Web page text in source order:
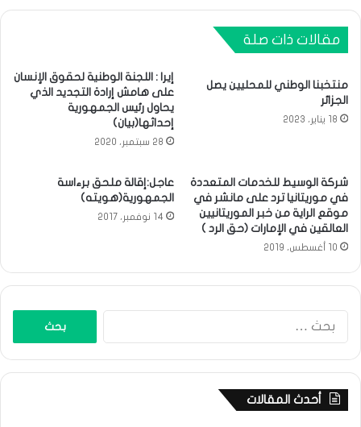
مقالات ذات صلة
منتخبنا الوطني للمحليين يصل
الجزائر
18 يناير، 2023
إيرا : اللجنة الوطنية لحقوق الإنسان
على هامش إرادة التجديد الذي
يحاول رئيس الجمهورية
إحداثها(بيان)
28 سبتمبر، 2020
شركة الوسيط للخدمات المتعددة
في موريتانيا ترد على مانشر في
موقع الراية من خبر الموريتانيين
العالقين في الإمارات (حق الرد )
10 أغسطس، 2019
عاجل:إقالة ملحق برءاسة
الجمهورية(هويته)
14 نوفمبر، 2017
أحدث المقالات